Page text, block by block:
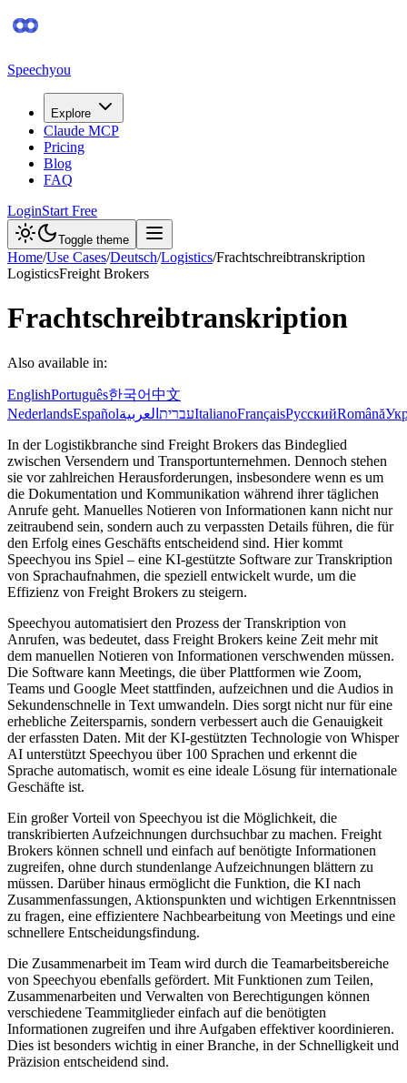
Speechyou
Explore
Claude MCP
Pricing
Blog
FAQ
LoginStart Free
Toggle theme
Home/Use Cases/Deutsch/Logistics/Frachtschreibtranskription
LogisticsFreight Brokers
Frachtschreibtranskription
Also available in:
EnglishPortuguês한국어中文
NederlandsEspañol עברית العربية ItalianoFrançaisРусскийRomână
In der Logistikbranche sind Freight Brokers das Bindeglied
zwischen Versendern und Transportunternehmen. Dennoch stehen
sie vor zahlreichen Herausforderungen, insbesondere wenn es um
die Dokumentation und Kommunikation während ihrer täglichen
Anrufe geht. Manuelles Notieren von Informationen kann nicht nur
zeitraubend sein, sondern auch zu verpassten Details führen, die für
den Erfolg eines Geschäfts entscheidend sind. Hier kommt
Speechyou ins Spiel – eine KI-gestützte Software zur Transkription
von Sprachaufnahmen, die speziell entwickelt wurde, um die
Effizienz von Freight Brokers zu steigern.
Speechyou automatisiert den Prozess der Transkription von
Anrufen, was bedeutet, dass Freight Brokers keine Zeit mehr mit
dem manuellen Notieren von Informationen verschwenden müssen.
Die Software kann Meetings, die über Plattformen wie Zoom,
Teams und Google Meet stattfinden, aufzeichnen und die Audios in
Sekundenschnelle in Text umwandeln. Dies sorgt nicht nur für eine
erhebliche Zeitersparnis, sondern verbessert auch die Genauigkeit
der erfassten Daten. Mit der KI-gestützten Technologie von Whisper
AI unterstützt Speechyou über 100 Sprachen und erkennt die
Sprache automatisch, womit es eine ideale Lösung für internationale
Geschäfte ist.
Ein großer Vorteil von Speechyou ist die Möglichkeit, die
transkribierten Aufzeichnungen durchsuchbar zu machen. Freight
Brokers können schnell und einfach auf benötigte Informationen
zugreifen, ohne durch stundenlange Aufzeichnungen blättern zu
müssen. Darüber hinaus ermöglicht die Funktion, die KI nach
Zusammenfassungen, Aktionspunkten und wichtigen Erkenntnissen
zu fragen, eine effizientere Nachbearbeitung von Meetings und eine
schnellere Entscheidungsfindung.
Die Zusammenarbeit im Team wird durch die Teamarbeitsbereiche
von Speechyou ebenfalls gefördert. Mit Funktionen zum Teilen,
Zusammenarbeiten und Verwalten von Berechtigungen können
verschiedene Teammitglieder einfach auf die benötigten
Informationen zugreifen und ihre Aufgaben effektiver koordinieren.
Dies ist besonders wichtig in einer Branche, in der Schnelligkeit und
Präzision entscheidend sind.